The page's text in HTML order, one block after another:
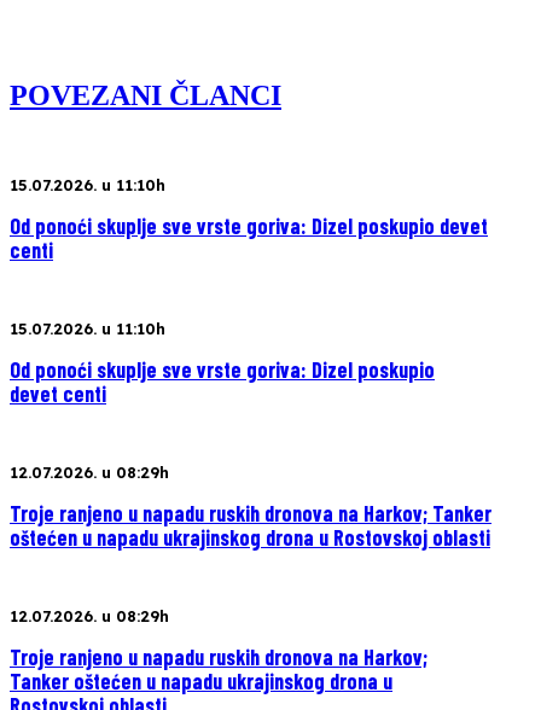
POVEZANI ČLANCI
15.07.2026. u 11:10h
Od ponoći skuplje sve vrste goriva: Dizel poskupio devet
centi
15.07.2026. u 11:10h
Od ponoći skuplje sve vrste goriva: Dizel poskupio
devet centi
12.07.2026. u 08:29h
Troje ranjeno u napadu ruskih dronova na Harkov; Tanker
oštećen u napadu ukrajinskog drona u Rostovskoj oblasti
12.07.2026. u 08:29h
Troje ranjeno u napadu ruskih dronova na Harkov;
Tanker oštećen u napadu ukrajinskog drona u